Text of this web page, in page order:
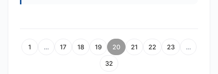
1 … 17 18 19 20 21 22 23 …
32